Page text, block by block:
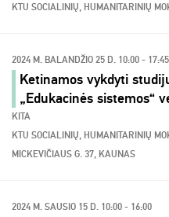
KTU SOCIALINIŲ, HUMANITARINIŲ
2024 M. BALANDŽIO 25 D. 10:00 - 17:45
Ketinamos vykdyti
„Edukacinės sistemos“
KITA
KTU SOCIALINIŲ, HUMANITARINIŲ
MICKEVIČIAUS G. 37, KAUNAS
2024 M. SAUSIO 15 D. 10:00 - 16:00